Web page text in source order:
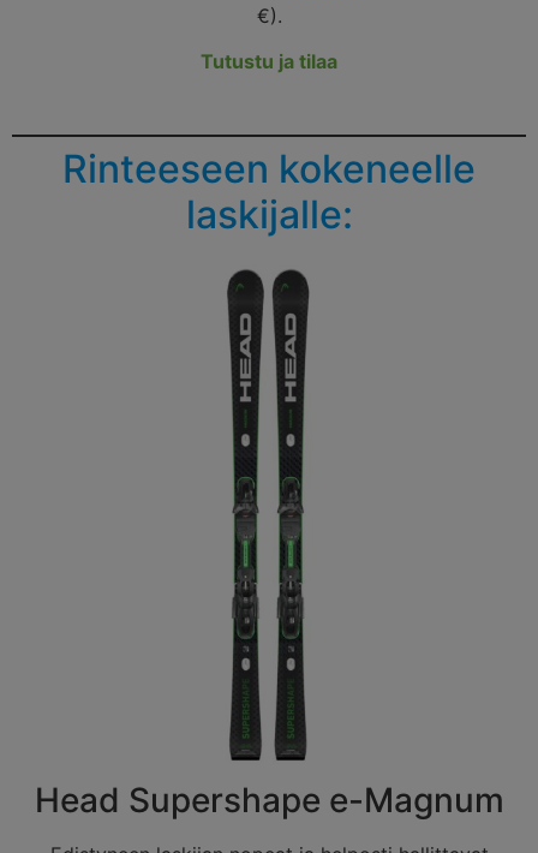
€).
Tutustu ja tilaa
Rinteeseen kokeneelle
laskijalle:
Head Supershape e-Magnum